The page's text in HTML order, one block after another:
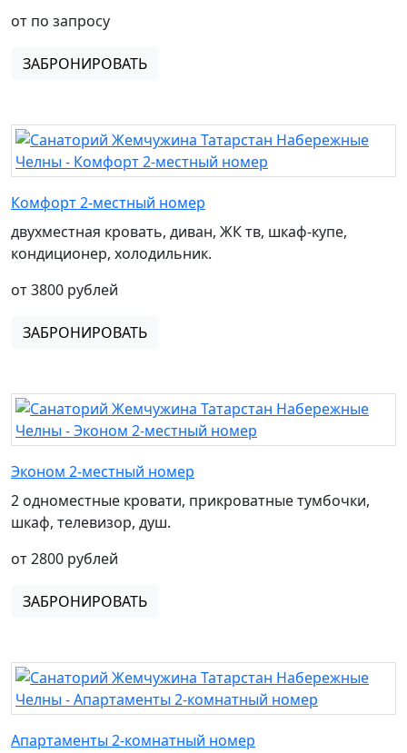
от по запросу
ЗАБРОНИРОВАТЬ
Комфорт 2-местный номер
двухместная кровать, диван, ЖК тв, шкаф-купе,
кондиционер, холодильник.
от 3800 рублей
ЗАБРОНИРОВАТЬ
Эконом 2-местный номер
2 одноместные кровати, прикроватные тумбочки,
шкаф, телевизор, душ.
от 2800 рублей
ЗАБРОНИРОВАТЬ
Апартаменты 2-комнатный номер